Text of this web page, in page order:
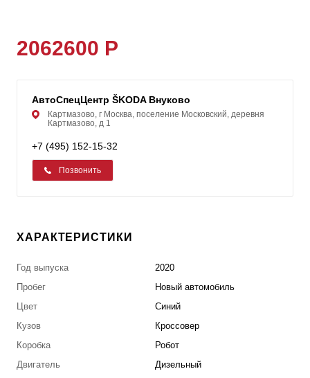
2062600 Р
АвтоСпецЦентр ŠKODA Внуково
Картмазово, г Москва, поселение Московский, деревня
Картмазово, д 1
+7 (495) 152-15-32
Позвонить
ХАРАКТЕРИСТИКИ
Год выпуска
2020
Пробег
Новый автомобиль
Цвет
Синий
Кузов
Кроссовер
Коробка
Робот
Двигатель
Дизельный